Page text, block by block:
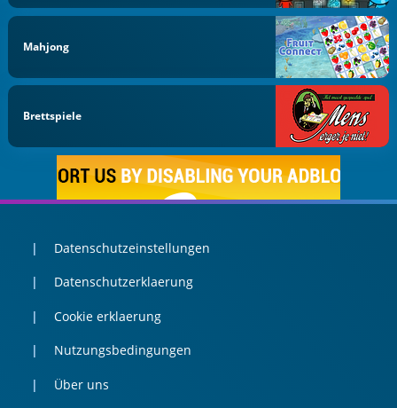
Mahjong
Brettspiele
Datenschutzeinstellungen
Datenschutzerklaerung
Cookie erklaerung
Nutzungsbedingungen
Über uns